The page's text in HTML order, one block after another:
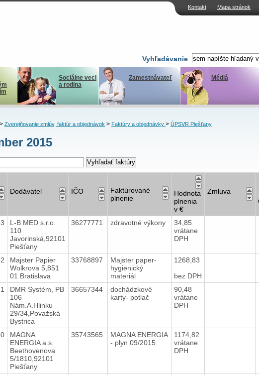
Kontakt Mapa stránok
Vyhľadávanie
Sociálne veci
a rodina
Zamestnávateľ Médiá
Zverejňovanie zmlúv, faktúr a objednávok> Faktúry a objednávky > ÚPSVR Piešťany
2015
Dodávateľ IČO
Faktúrované
plnenie
Hodnota
plnenia
v €
Zmluva
L-B MED s.r.o.
110
Javorinská,92101
Piešťany
36277771 zdravotné výkony
34,85
vrátane
DPH
Majster Papier
Wolkrova 5,851
01 Bratislava
33768897
Majster paper-
hygienický
materiál
1268,83
bez DPH
DMR Systém, PB
106
Nám.A.Hlinku
29/34,Považská
Bystrica
36657344
dochádzkové
karty- potlač
90,48
vrátane
DPH
MAGNA
ENERGIA a.s.
Beethovenova
5/1810,92101
Piešťany
35743565
MAGNA ENERGIA
- plyn 09/2015
1174,82
vrátane
DPH